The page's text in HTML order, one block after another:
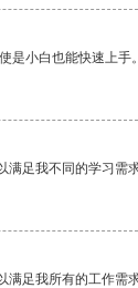
是小白也能快速上手。
足我不同的学习需
足我所有的工作需